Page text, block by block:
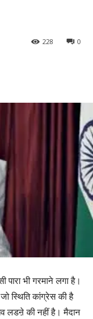
0
228
पारा भी गरमाने लगा है।
स्थिति कांग्रेस की है
लडऩे की नहीं है। मैदान